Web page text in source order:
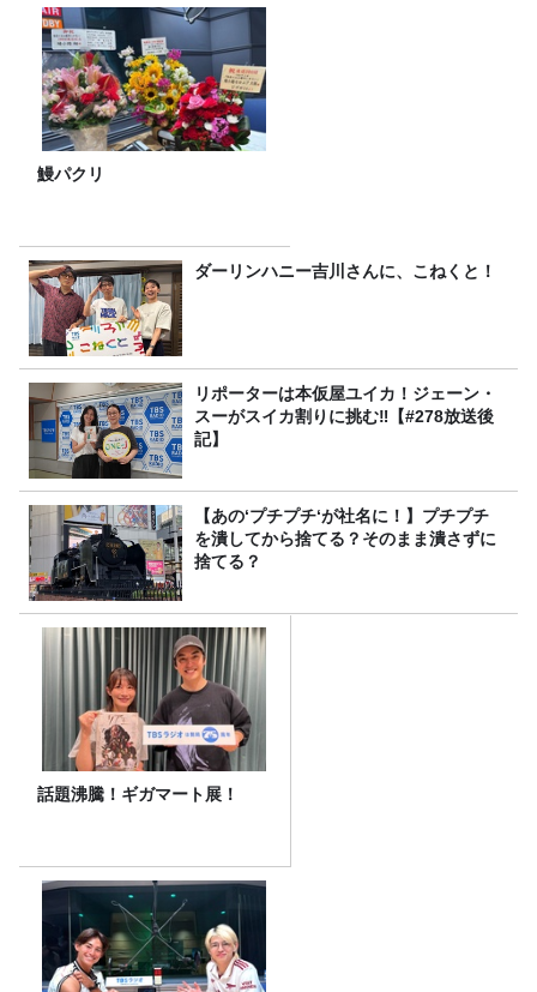
鰻パクリ
ダーリンハニー吉川さんに、こねくと！
リポーターは本仮屋ユイカ！ジェーン・
スーがスイカ割りに挑む‼【#278放送後
記】
【あの‘プチプチ‘が社名に！】プチプチ
を潰してから捨てる？そのまま潰さずに
捨てる？
話題沸騰！ギガマート展！